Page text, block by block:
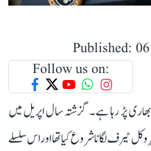
Published:
Follow us on:
پڑ رہا ہے۔ گزشتہ سال اپریل میں
ٹیرف لگانا شروع کیا تھا اور اس سلسلے